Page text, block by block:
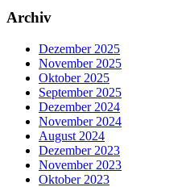
Archiv
Dezember 2025
November 2025
Oktober 2025
September 2025
Dezember 2024
November 2024
August 2024
Dezember 2023
November 2023
Oktober 2023